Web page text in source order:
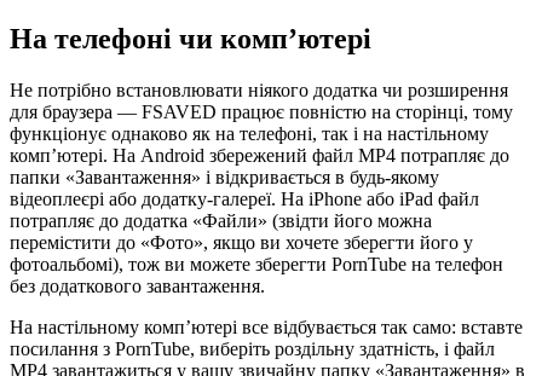
На телефоні чи комп’ютері
Не потрібно встановлювати ніякого додатка чи розширення
для браузера — FSAVED працює повністю на сторінці, тому
функціонує однаково як на телефоні, так і на настільному
комп’ютері. На Android збережений файл MP4 потрапляє до
папки «Завантаження» і відкривається в будь-якому
відеоплеєрі або додатку-галереї. На iPhone або iPad файл
потрапляє до додатка «Файли» (звідти його можна
перемістити до «Фото», якщо ви хочете зберегти його у
фотоальбомі), тож ви можете зберегти PornTube на телефон
без додаткового завантаження.
На настільному комп’ютері все відбувається так само: вставте
посилання з PornTube, виберіть роздільну здатність, і файл
MP4 завантажиться у вашу звичайну папку «Завантаження» в